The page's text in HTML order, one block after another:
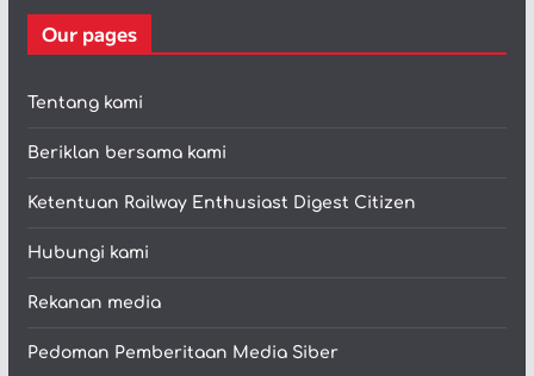
Our pages
Tentang kami
Beriklan bersama kami
Ketentuan Railway Enthusiast Digest Citizen
Hubungi kami
Rekanan media
Pedoman Pemberitaan Media Siber